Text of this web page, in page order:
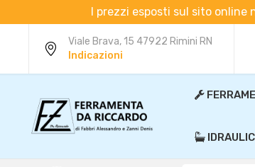
I prezzi esposti sul sito online
Viale Brava, 15 47922 Rimini RN
Indicazioni